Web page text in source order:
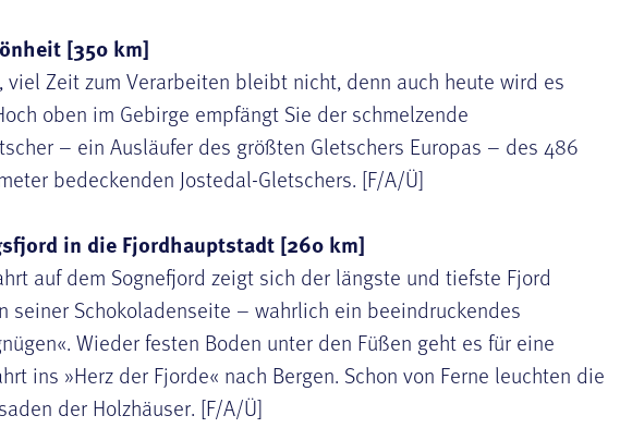
[350 km]
viel Zeit zum Verarbeiten bleibt nicht, denn auch heute wird es
oben im Gebirge empfängt Sie der schmelzende
– ein Ausläufer des größten Gletschers Europas – des 486
bedeckenden Jostedal-Gletschers. [F/A/Ü]
in die Fjordhauptstadt [260 km]
auf dem Sognefjord zeigt sich der längste und tiefste Fjord
seiner Schokoladenseite – wahrlich ein beeindruckendes
Wieder festen Boden unter den Füßen geht es für eine
ins »Herz der Fjorde« nach Bergen. Schon von Ferne leuchten die
der Holzhäuser. [F/A/Ü]